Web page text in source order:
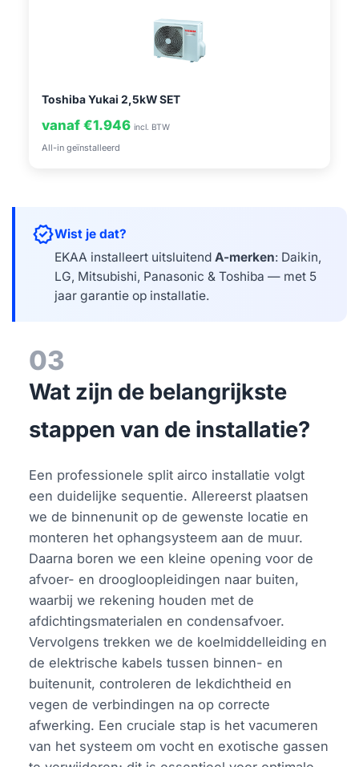
Toshiba Yukai 2,5kW SET
vanaf €1.946 incl. BTW
All-in geïnstalleerd
verifiedWist je dat?
EKAA installeert uitsluitendA-merken: Daikin,
LG, Mitsubishi, Panasonic & Toshiba — met 5
jaar garantie op installatie.
03
Wat zijn de belangrijkste
stappen van de installatie?
Een professionele split airco installatie volgt
een duidelijke sequentie. Allereerst plaatsen
we de binnenunit op de gewenste locatie en
monteren het ophangsysteem aan de muur.
Daarna boren we een kleine opening voor de
afvoer- en droogloopleidingen naar buiten,
waarbij we rekening houden met de
afdichtingsmaterialen en condensafvoer.
Vervolgens trekken we de koelmiddelleiding en
de elektrische kabels tussen binnen- en
buitenunit, controleren de lekdichtheid en
vegen de verbindingen na op correcte
afwerking. Een cruciale stap is het vacumeren
van het systeem om vocht en exotische gassen